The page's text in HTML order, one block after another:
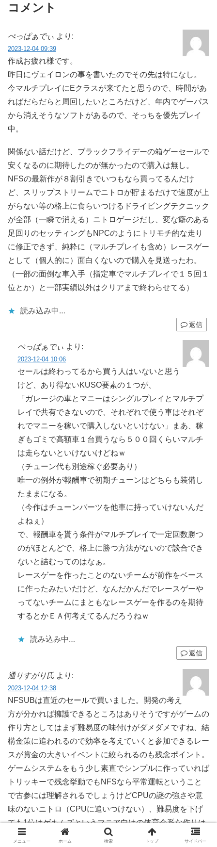
コメント
ぺっぱぁでぃ より:
2023-12-04 09:39
作成お疲れ様です。
昨日にヴェイロンの事を書いたのでその先は特になし。
今マルチプレイにEクラスが来てたと思うので、時間があ
ればだらだらと周回したいところだけど、年内でゲーパス
から消えそうなソフトがあるので、そっちを優先プレイ
中。
関係ない話だけど、ブラックフライデーの箱ゲーセールで
安くなるのに期待したのが無かったので購入は無し。
NFSの最新作が８割引きでいつもなら買ってるんだけ
ど、スリップストリームでニトロが貯まるだけで速度が上
がらない等の格上に食らいつけるドライビングテクニック
が全部（一瞬で消える）ニトロゲージだし、変な癖のある
足回りのセッティングもNPCのようにトリモチ的な走り
に修正できず、純粋に（マルチプレイも含め）レースゲー
として（個人的に）面白くないので購入を見送ったわ。
（一部の面倒な車入手（指定車でマルチプレイで１５回１
位とか）と一部実績以外はクリアまで終わらせてる）
読み込み中…
返信
ぺっぱぁでぃ より:
2023-12-04 10:06
セールは終わってるから買う人はいないと思う
けど、あり得ないKUSO要素の１つが、
「ガレージの車とマニーはシングルプレイとマルチプ
レイで共有できないので、それぞれで使う車はそれぞ
れでマニーを稼いで購入しないといけない」まあ、稼
ぎもゴミで高額車１台買うなら５００回くらいマルチ
は走らないといけないけどねｗ
（チューン代も別途稼ぐ必要あり）
唯一の例外が報酬車で初期チューンはどちらも装備し
たままになる。
（今作はチューンパーツを他車に持っていけないんだ
よねぇ）
で、報酬車を貰う条件がマルチプレイで一定回数勝つ
のがほとんどで、格上に勝つ方法がないので談合でき
ないと詰むってのはなぁ。
レースゲーを作ったことのないチームが前作をベース
に作ったみたいだけど、なんだかんだでレースゲーや
ってないチームにまともなレースゲーを作るのを期待
するとかＥＡ何考えてるんだろうねｗ
読み込み中…
返信
通りすがり氏 より:
2023-12-04 12:38
NFSUBは直近のセールで買いました。開発の考え
方が分かれば擁護できるところはありそうですがゲームの
作り方としてはまず難易度の味付けがダメダメですね、結
構金策に追われるので効率を考えていくと参加できるレー
スが賞金の大きいイベントに絞られるのも残念ポイント。
ゲームシステムをもう少し素直でシンプルに作っていれば
トリッキーで残念挙動でもNFSなら平常運転ということ
で古参には理解されるでしょうけどCPUの謎の強さや意
味のないニトロ（CPUに追いつけない）、難易度を下げ
ても1位はゲキムズというマニア向けの体育会系な作りは
問題だったと思います。UIもイマイチでした、先ず字幕が
メニュー ホーム 検索 トップ サイドバー